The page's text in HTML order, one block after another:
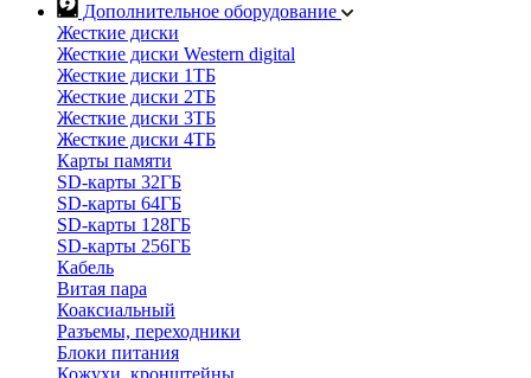
Дополнительное оборудование
Жесткие диски
Жесткие диски Western digital
Жесткие диски 1ТБ
Жесткие диски 2ТБ
Жесткие диски 3ТБ
Жесткие диски 4ТБ
Карты памяти
SD-карты 32ГБ
SD-карты 64ГБ
SD-карты 128ГБ
SD-карты 256ГБ
Кабель
Витая пара
Коаксиальный
Разъемы, переходники
Блоки питания
Кожухи, кронштейны